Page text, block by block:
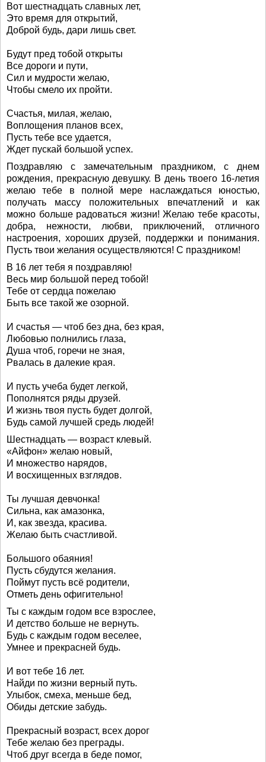
Вот шестнадцать славных лет,
Это время для открытий,
Доброй будь, дари лишь свет.
Будут пред тобой открыты
Все дороги и пути,
Сил и мудрости желаю,
Чтобы смело их пройти.
Счастья, милая, желаю,
Воплощения планов всех,
Пусть тебе все удается,
Ждет пускай большой успех.
Поздравляю с замечательным праздником, с днем
рождения, прекрасную девушку. В день твоего 16-летия
желаю тебе в полной мере наслаждаться юностью,
получать массу положительных впечатлений и как
можно больше радоваться жизни! Желаю тебе красоты,
добра, нежности, любви, приключений, отличного
настроения, хороших друзей, поддержки и понимания.
Пусть твои желания осуществляются! С праздником!
В 16 лет тебя я поздравляю!
Весь мир большой перед тобой!
Тебе от сердца пожелаю
Быть все такой же озорной.
И счастья — чтоб без дна, без края,
Любовью полнились глаза,
Душа чтоб, горечи не зная,
Рвалась в далекие края.
И пусть учеба будет легкой,
Пополнятся ряды друзей.
И жизнь твоя пусть будет долгой,
Будь самой лучшей средь людей!
Шестнадцать — возраст клевый.
«Айфон» желаю новый,
И множество нарядов,
И восхищенных взглядов.
Ты лучшая девчонка!
Сильна, как амазонка,
И, как звезда, красива.
Желаю быть счастливой.
Большого обаяния!
Пусть сбудутся желания.
Поймут пусть всё родители,
Отметь день офигительно!
Ты с каждым годом все взрослее,
И детство больше не вернуть.
Будь с каждым годом веселее,
Умнее и прекрасней будь.
И вот тебе 16 лет.
Найди по жизни верный путь.
Улыбок, смеха, меньше бед,
Обиды детские забудь.
Прекрасный возраст, всех дорог
Тебе желаю без преграды.
Чтоб друг всегда в беде помог,